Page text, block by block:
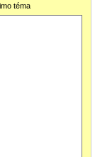
téma